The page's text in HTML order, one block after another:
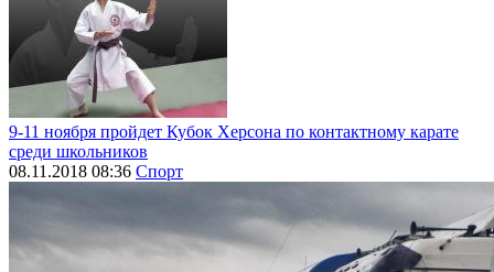
9-11 ноября пройдет Кубок Херсона по контактному карате
среди школьников
08.11.2018 08:36 Спорт